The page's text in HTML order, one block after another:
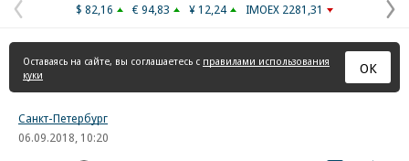
Предыдущая
страница
$ 82,16 € 94,83 ¥ 12,24 IMOEX 2281,31
Оставаясь на сайте, вы соглашаетесь с правилами использования
куки
ОК
Санкт-Петербург
06.09.2018, 10:20